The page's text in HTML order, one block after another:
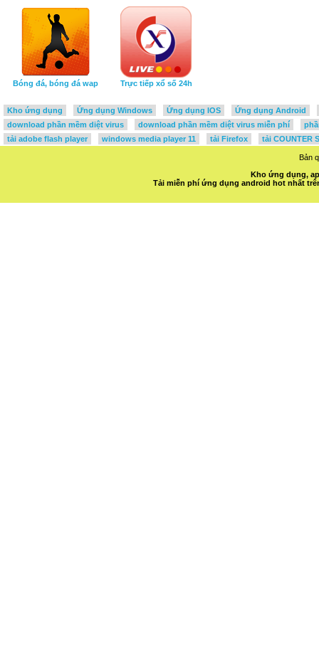
Bóng đá, bóng đá wap Trực tiếp xổ số 24h
Kho ứng dụng Ứng dụng Windows Ứng dụng IOS
Ứng dụng Android
download phần mềm diệt virus
download phần mềm diệt virus miễn phí
tải adobe flash player
windows media player 11 tải Firefox tải COUNTER
Bản
Kho ứng dụng,
Tải miễn phí ứng dụng android hot nhất